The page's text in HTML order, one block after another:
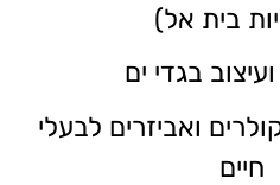
בית אל)
ועיצוב בגדי ים
קולרים ואביזרים לבעלי
חיים